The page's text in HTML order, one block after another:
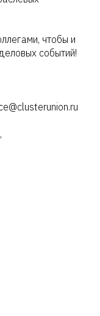
чтобы и
событий!